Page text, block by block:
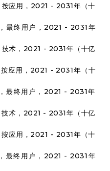
应用，2021 - 2031年（十
最终用户，2021 - 2031年
术，2021 - 2031年（十亿
应用，2021 - 2031年（十
最终用户，2021 - 2031年
术，2021 - 2031年（十亿
应用，2021 - 2031年（十
最终用户，2021 - 2031年